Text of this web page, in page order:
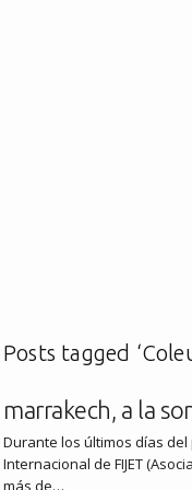
Posts tagged
marrakech, a la
Durante los últimos días
Internacional de FIJET
más de…